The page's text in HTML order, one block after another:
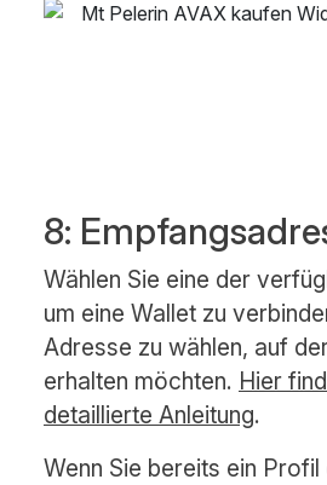
8:
Wählen Sie eine der
um eine Wallet zu
Adresse zu wählen, auf
erhalten möchten. Hier
detaillierte Anleitung.
Wenn Sie bereits ein